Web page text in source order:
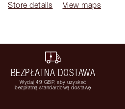
Store details
View maps
BEZPŁATNA DOSTAWA
Wydaj 49 GBP, aby uzyskać
bezpłatną standardową dostawę